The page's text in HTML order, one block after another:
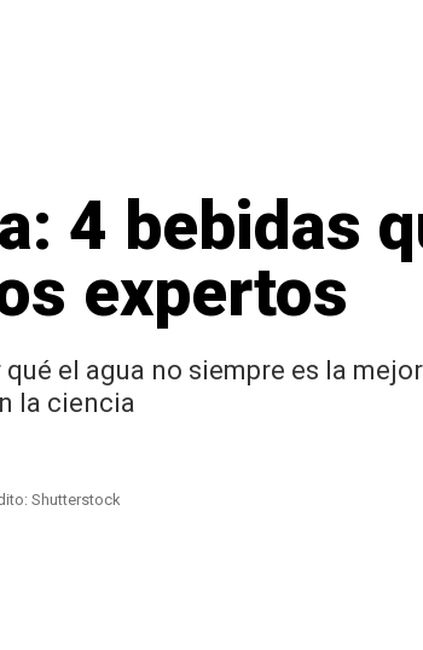
4 bebidas
expertos
el agua no siempre es la
la ciencia
Shutterstock